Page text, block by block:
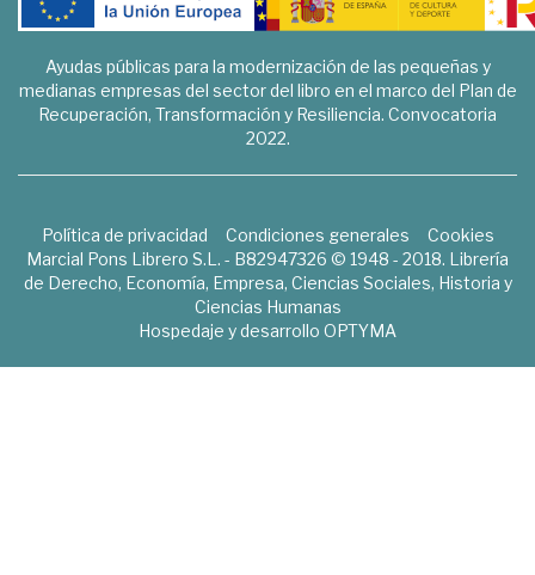
Ayudas públicas para la modernización de las pequeñas y
medianas empresas del sector del libro en el marco del Plan de
Recuperación, Transformación y Resiliencia. Convocatoria
2022.
Política de privacidad Condiciones generales
Cookies
Marcial Pons Librero S.L. - B82947326 © 1948 - 2018. Librería
de Derecho, Economía, Empresa, Ciencias Sociales, Historia y
Ciencias Humanas
Hospedaje y desarrollo OPTYMA